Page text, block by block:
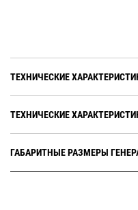
ТЕХНИЧЕСКИЕ
ТЕХНИЧЕСКИЕ
ГАБАРИТНЫЕ РАЗМЕРЫ